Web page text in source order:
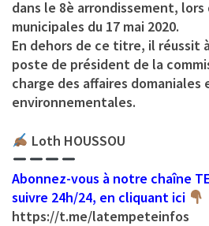
dans le 8è arrondissement,
municipales du 17 mai 2020.
En dehors de ce titre, il réussit
poste de président de la
charge des affaires domaniales
environnementales.
Loth HOUSSOU
Abonnez-vous à notre chaîne
suivre 24h/24, en cliquant ici
https://t.me/latempeteinfos